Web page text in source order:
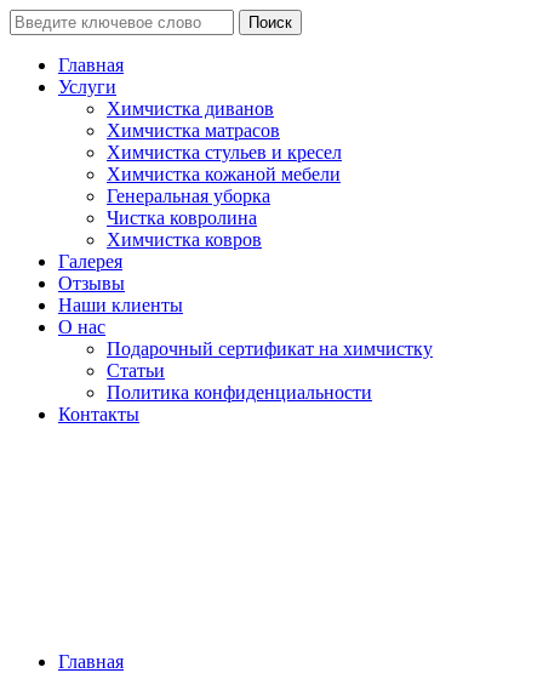
Поиск
Главная
Услуги
Химчистка диванов
Химчистка матрасов
Химчистка стульев и кресел
Химчистка кожаной мебели
Генеральная уборка
Чистка ковролина
Химчистка ковров
Галерея
Отзывы
Наши клиенты
О нас
Подарочный сертификат на химчистку
Статьи
Политика конфиденциальности
Контакты
Главная